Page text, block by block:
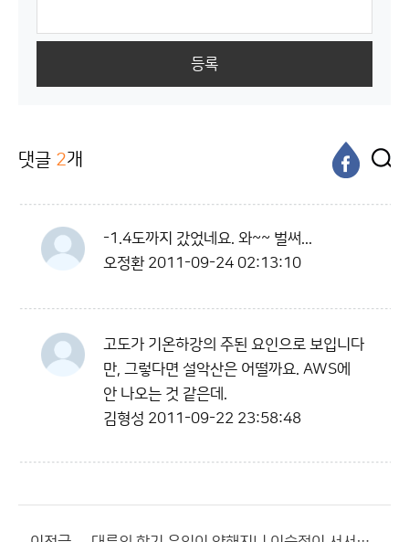
등록
댓글 2개
-1.4도까지 갔었네요. 와~~ 벌써...
오정환 2011-09-24 02:13:10
고도가 기온하강의 주된 요인으로 보입니다
만, 그렇다면 설악산은 어떨까요. AWS에
안 나오는 것 같은데.
김형성 2011-09-22 23:58:48